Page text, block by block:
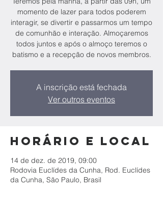
momento de lazer para todos poderem
interagir, se divertir e passarmos um tempo
de comunhão e interação. Almoçaremos
todos juntos e após o almoço teremos o
batismo e a recepção de novos membros.
A inscrição está fechada
Ver outros eventos
Horário e local
14 de dez. de 2019, 09:00
Rodovia Euclídes da Cunha, Rod. Euclídes
da Cunha, São Paulo, Brasil